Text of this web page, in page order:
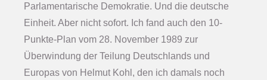
Parlamentarische Demokratie. Und die deutsche
Einheit. Aber nicht sofort. Ich fand auch den 10-
Punkte-Plan vom 28. November 1989 zur
Überwindung der Teilung Deutschlands und
Europas von Helmut Kohl, den ich damals noch